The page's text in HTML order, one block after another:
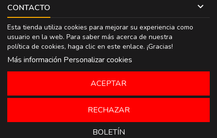
CONTACTO 
Esta tienda utiliza cookies para mejorar su experiencia como
usuario en la web. Para saber más acerca de nuestra
política de cookies, haga clic en este enlace. ¡Gracias!
Más información Personalizar cookies
RECHAZAR
ACEPTAR
BOLETÍN